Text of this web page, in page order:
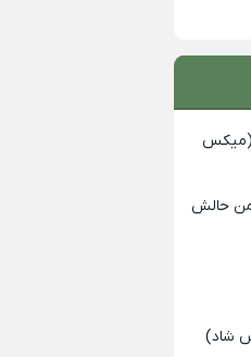
(میکس
من حالش
شاد)